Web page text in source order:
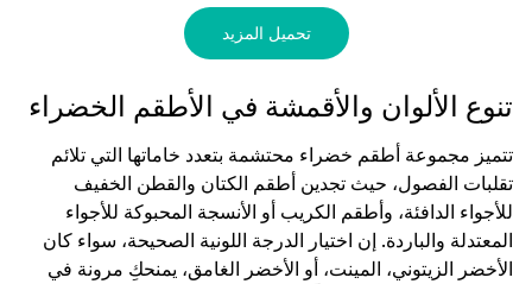
تحميل المزيد
تنوع الألوان والأقمشة في الأطقم الخضراء
تتميز مجموعة أطقم خضراء محتشمة بتعدد خاماتها التي تلائم
تقلبات الفصول، حيث تجدين أطقم الكتان والقطن الخفيف
للأجواء الدافئة، وأطقم الكريب أو الأنسجة المحبوكة للأجواء
المعتدلة والباردة. إن اختيار الدرجة اللونية الصحيحة، سواء كان
الأخضر الزيتوني، المينت، أو الأخضر الغامق، يمنحكِ مرونة في